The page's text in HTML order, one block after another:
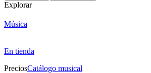
Explorar
Música
En tienda
PreciosCatálogo musical